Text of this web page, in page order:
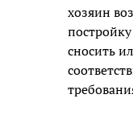
хозяин
сносить